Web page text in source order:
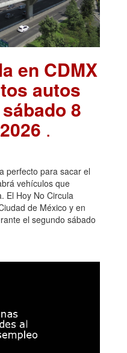
en CDMX
autos
8
.
perfecto para sacar el
vehículos que
El Hoy No Circula
de México y en
el segundo sábado